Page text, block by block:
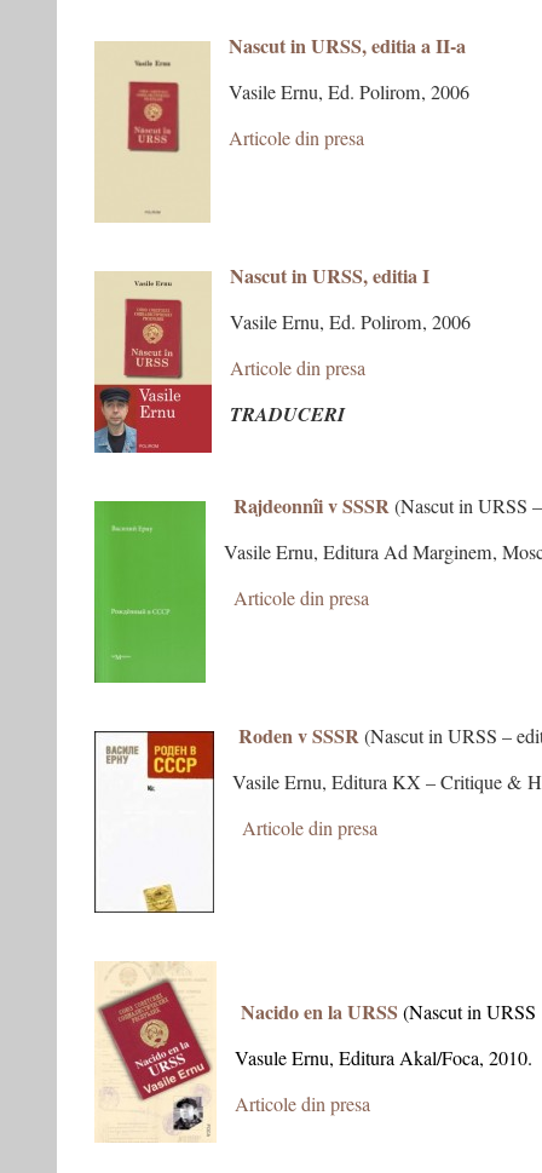
Nascut in URSS, editia a II-a
Vasile Ernu, Ed. Polirom, 2006
Articole din presa
Nascut in URSS, editia I
Vasile Ernu, Ed. Polirom, 2006
Articole din presa
TRADUCERI
Rajdeonnîi v SSSR(Nascut in URSS
Vasile Ernu, Editura Ad Marginem,
Articole din presa
Roden v SSSR(Nascut in URSS –
Vasile Ernu, Editura KX – Critique &
Articole din presa
Nacido en la URSS (Nascut in
Vasule Ernu, Editura Akal/Foca, 2010.
Articole din presa